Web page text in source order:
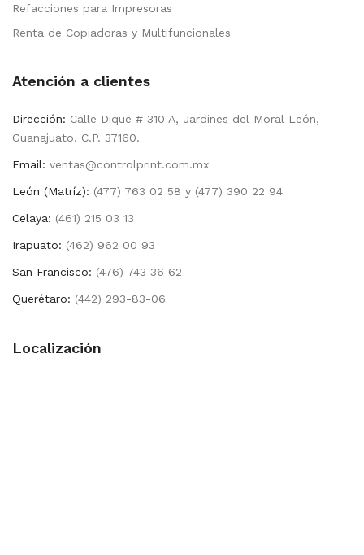
Refacciones para Impresoras
Renta de Copiadoras y Multifuncionales
Atención a clientes
Dirección: Calle Dique # 310 A, Jardines del Moral León,
Guanajuato. C.P. 37160.
Email: ventas@controlprint.com.mx
León (Matríz): (477) 763 02 58 y (477) 390 22 94
Celaya: (461) 215 03 13
Irapuato: (462) 962 00 93
San Francisco: (476) 743 36 62
Querétaro: (442) 293-83-06
Localización